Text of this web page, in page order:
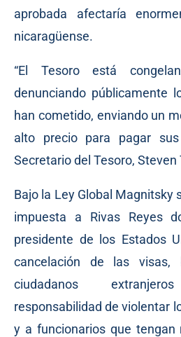
aprobada afectaría
nicaragüense.
“El Tesoro está
denunciando públicamente
han cometido, enviando un
alto precio para pagar
Secretario del Tesoro, Steven
Bajo la Ley Global Magnitsky
impuesta a Rivas Reyes
presidente de los Estados
cancelación de las
ciudadanos
responsabilidad de violentar
y a funcionarios que tengan